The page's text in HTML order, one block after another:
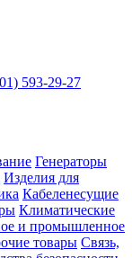
593-29-27
Генераторы
Изделия для
Кабеленесущие
Климатические
и промышленное
товары Связь,